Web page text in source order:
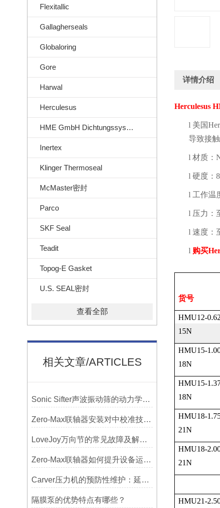
Flexitallic
Gallagherseals
Globaloring
Gore
Harwal
Herculesus
HME GmbH Dichtungssysteme
Inertex
Klinger Thermoseal
McMaster密封
Parco
SKF Seal
Teadit
Topog-E Gasket
U.S. SEAL密封
查看全部
相关文章/ARTICLES
Sonic Sifter声波振动筛的动力学模拟与性能分析
Zero-Max联轴器安装对中校准技巧与常见误差分析
LoveJoy万向节的常见故障及解决方案
Zero-Max联轴器如何提升设备运行精度？
Carver压力机的预防性维护：延长使用寿命的技巧
隔膜泵的优势特点有哪些？
详情介绍
Herculesus
l 美国
导致接
l 材质：
l 硬度：
l 工作温
l 压力：
l 速度：
l 购买
货号
HMU12-
15N
HMU15-
18N
HMU15-
18N
HMU18-
21N
HMU18-
21N
HMU21-